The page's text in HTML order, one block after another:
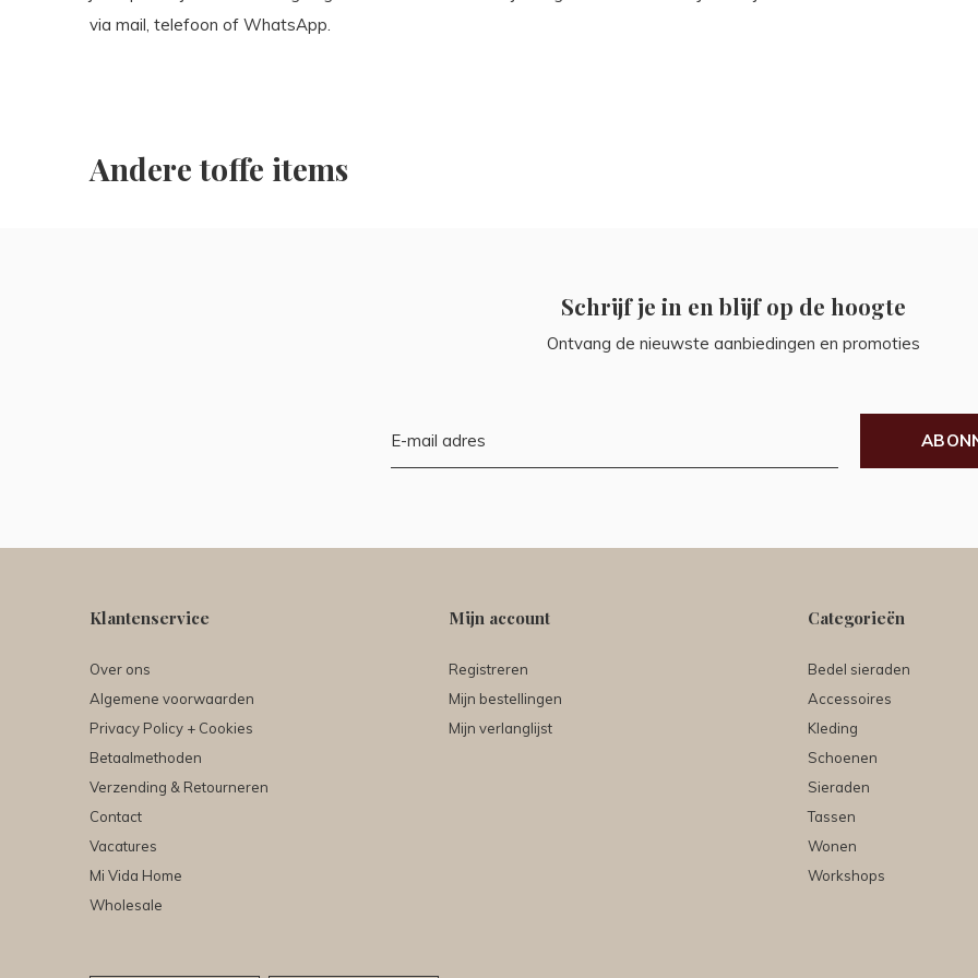
via mail, telefoon of WhatsApp.
Andere toffe items
Schrijf je in en blijf op de hoogte
Ontvang de nieuwste aanbiedingen en promoties
Klantenservice
Over ons
Algemene voorwaarden
Privacy Policy + Cookies
Betaalmethoden
Verzending & Retourneren
Contact
Vacatures
Mi Vida Home
Wholesale
Mijn account
Registreren
Mijn bestellingen
Mijn verlanglijst
Categorieën
Bedel sieraden
Accessoires
Kleding
Schoenen
Sieraden
Tassen
Wonen
Workshops